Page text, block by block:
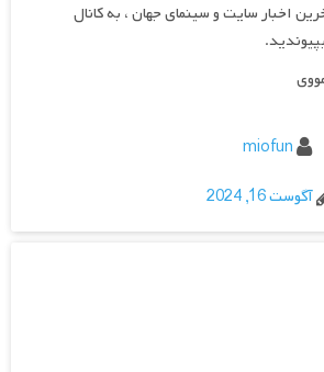
اخبار سایت و سینمای جهان ، به کانال
miofun
آگوست 16, 2024